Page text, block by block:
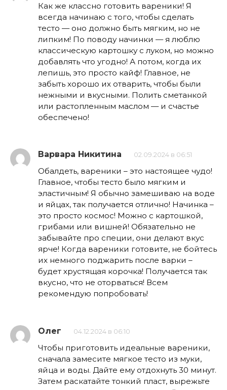
Как же классно готовить вареники! Я
всегда начинаю с того, чтобы сделать
тесто — оно должно быть мягким, но не
липким! По поводу начинки — я люблю
классическую картошку с луком, но можно
добавлять что угодно! А потом, когда их
лепишь, это просто кайф! Главное, не
забыть хорошо их отварить, чтобы были
нежными и вкусными. Полить сметанкой
или растопленным маслом — и счастье
обеспечено!
Варвара Никитина 02.09.2024 в 06:51
Обалдеть, вареники – это настоящее чудо!
Главное, чтобы тесто было мягким и
эластичным! Я обычно замешиваю на воде
и яйцах, так получается отлично! Начинка –
это просто космос! Можно с картошкой,
грибами или вишней! Обязательно не
забывайте про специи, они делают вкус
ярче! Когда вареники готовите, не бойтесь
их немного поджарить после варки –
будет хрустящая корочка! Получается так
вкусно, что не оторваться! Всем
рекомендую попробовать!
Олег 04.12.2024 в 06:10
Чтобы приготовить идеальные вареники,
сначала замесите мягкое тесто из муки,
яйца и воды. Дайте ему отдохнуть 30 минут.
Затем раскатайте тонкий пласт, вырежьте